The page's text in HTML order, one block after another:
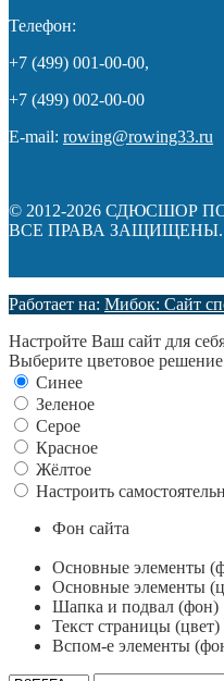
Телефон:
+7 (499) 001-00-00,
+7 (499) 002-00-00
E-mail: rowing@rowing33.ru
© 2012-2026 СДЮСШОР
ВСЕ ПРАВА ЗАЩИЩЕНЫ.
Работает на: Мибок: Сайт
Настройте Ваш сайт для
Выберите цветовое решение
Синее
Зеленое
Серое
Красное
Жёлтое
Настроить
Фон сайта
Основные элементы
Основные элементы
Шапка и подвал (фон)
Текст страницы (цвет)
Вспом-е элементы